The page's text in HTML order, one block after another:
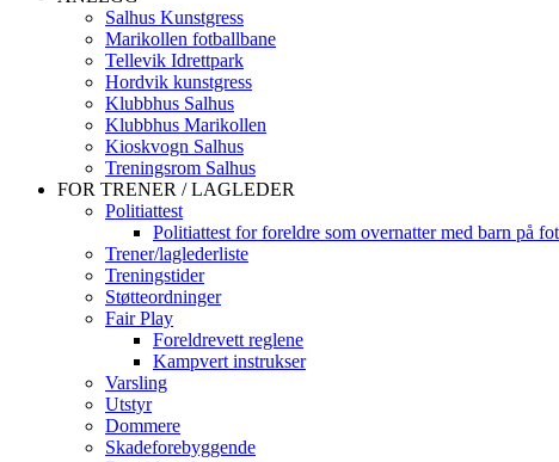
Salhus Kunstgress
Marikollen fotballbane
Tellevik Idrettpark
Hordvik kunstgress
Klubbhus Salhus
Klubbhus Marikollen
Kioskvogn Salhus
Treningsrom Salhus
FOR TRENER / LAGLEDER
Politiattest
Politiattest for foreldre som overnatter med barn på
Trener/laglederliste
Treningstider
Støtteordninger
Fair Play
Foreldrevett reglene
Kampvert instrukser
Varsling
Utstyr
Dommere
Skadeforebyggende